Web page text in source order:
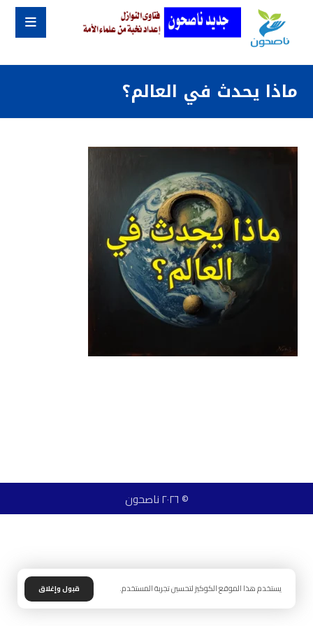
ماذا يحدث في العالم؟
© ٢٠٢٦ ناصحون
يستخدم هذا الموقع الكوكيز لتحسين تجربة المستخدم. قبول وإغلاق